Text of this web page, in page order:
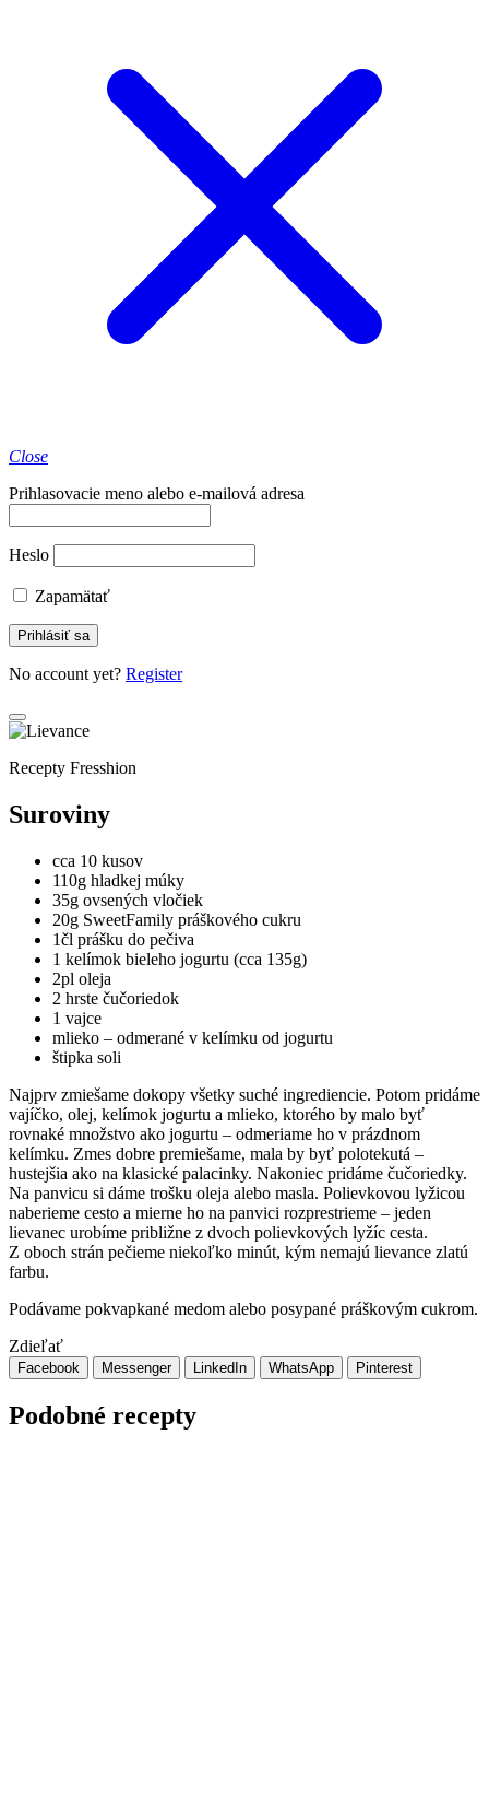
Close
Prihlasovacie meno alebo e-mailová adresa
Heslo
Zapamätať
No account yet? Register
Recepty Fresshion
Suroviny
cca 10 kusov
110g hladkej múky
35g ovsených vločiek
20g SweetFamily práškového cukru
1čl prášku do pečiva
1 kelímok bieleho jogurtu (cca 135g)
2pl oleja
2 hrste čučoriedok
1 vajce
mlieko – odmerané v kelímku od jogurtu
štipka soli
Najprv zmiešame dokopy všetky suché ingrediencie. Potom pridáme
vajíčko, olej, kelímok jogurtu a mlieko, ktorého by malo byť
rovnaké množstvo ako jogurtu – odmeriame ho v prázdnom
kelímku. Zmes dobre premiešame, mala by byť polotekutá –
hustejšia ako na klasické palacinky. Nakoniec pridáme čučoriedky.
Na panvicu si dáme trošku oleja alebo masla. Polievkovou lyžicou
naberieme cesto a mierne ho na panvici rozprestrieme – jeden
lievanec urobíme približne z dvoch polievkových lyžíc cesta.
Z oboch strán pečieme niekoľko minút, kým nemajú lievance zlatú
farbu.
Podávame pokvapkané medom alebo posypané práškovým cukrom.
Zdieľať
Facebook Messenger LinkedIn WhatsApp Pinterest
Podobné recepty